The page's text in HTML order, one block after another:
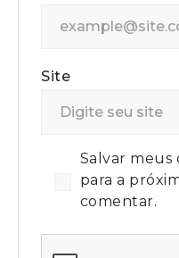
Site
Salvar meus
para a
comentar.